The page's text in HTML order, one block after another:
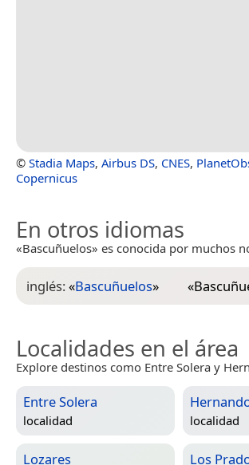
© Stadia Maps, Airbus DS, CNES,
Copernicus
En otros idiomas
«Bascuñuelos» es conocida por muchos
inglés:«Bascuñuelos» «
Localidades en el área
Explore destinos como Entre Solera y
Entre Solera
localidad localidad
Lozares Los